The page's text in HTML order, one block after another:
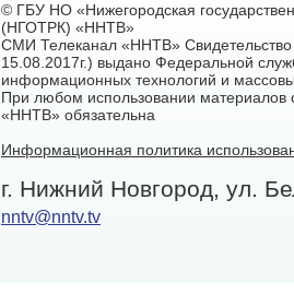
© ГБУ НО «Нижегородская
(НГОТРК) «ННТВ»
СМИ Телеканал «ННТВ»
15.08.2017г.) выдано Федеральной
информационных технологий и
При любом использовании материалов
«ННТВ» обязательна
Информационная политика
г. Нижний Новгород, ул.
nntv@nntv.tv